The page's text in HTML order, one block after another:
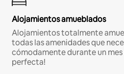
Alojamientos amueblados
Alojamientos totalmente
todas las amenidades que
cómodamente durante un mes
perfecta!